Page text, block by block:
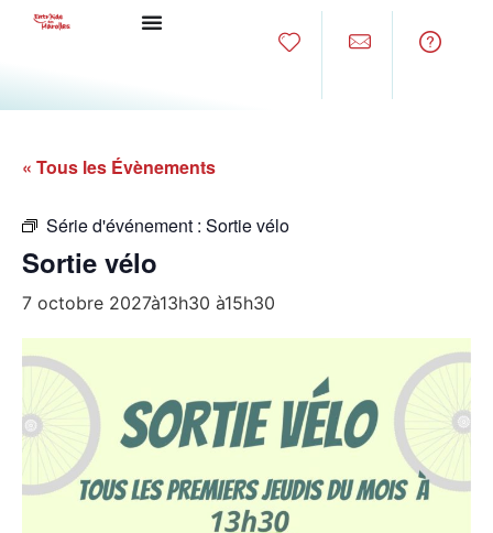
« Tous les Évènements
Série d'événement : Sortie vélo
Sortie vélo
7 octobre 2027à13h30 à15h30